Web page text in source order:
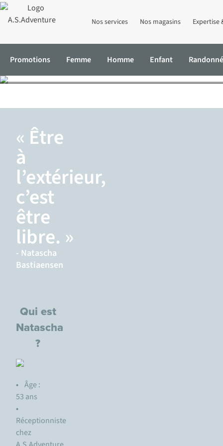
Nos services Nos magasins Expertise
Promotions Femme Homme Enfant
Accueil Expertise & Conseils Notre réceptionniste vient tous
« Être
à
l’extérieur,
c’est
être
libre. »
- Natascha
Bastiaensen
Qui est
Natascha
?
• Âge :
53 ans
•
Réceptionniste
chez